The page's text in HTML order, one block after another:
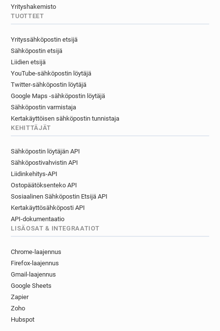
Yrityshakemisto
TUOTTEET
Yrityssähköpostin etsijä
Sähköpostin etsijä
Liidien etsijä
YouTube-sähköpostin löytäjä
Twitter-sähköpostin löytäjä
Google Maps -sähköpostin löytäjä
Sähköpostin varmistaja
Kertakäyttöisen sähköpostin tunnistaja
KEHITTÄJÄT
Sähköpostin löytäjän API
Sähköpostivahvistin API
Liidinkehitys-API
Ostopäätöksenteko API
Sosiaalinen Sähköpostin Etsijä API
Kertakäyttösähköposti API
API-dokumentaatio
LISÄOSAT & INTEGRAATIOT
Chrome-laajennus
Firefox-laajennus
Gmail-laajennus
Google Sheets
Zapier
Zoho
Hubspot